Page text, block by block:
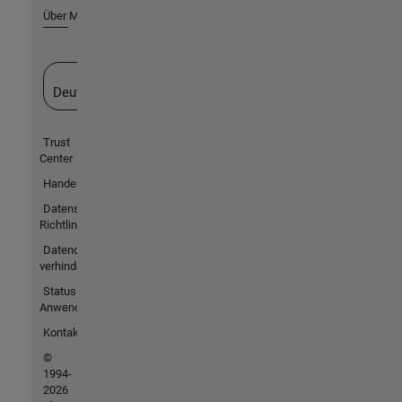
Über MathWorks
Deutschland
Trust
Center
Handelsmarken
Datenschutz-
Richtlinien
Datendiebstahl
verhindern
Status von
Anwendungen
Kontakt
©
1994-
2026